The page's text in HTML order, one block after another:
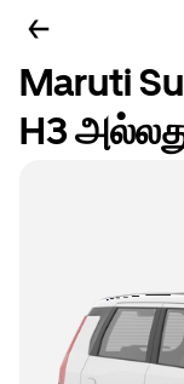
Maruti
H3